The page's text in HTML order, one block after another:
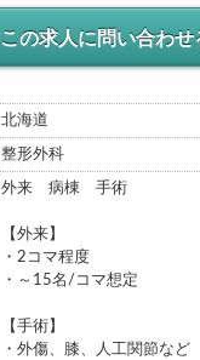
この求人に問い合わせ
北海道
整形外科
外来 病棟 手術
【外来】
・2コマ程度
・～15名/コマ想定
【手術】
・外傷、膝、人工関節など